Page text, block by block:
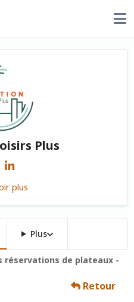
Plus
plus
Plus
réservations de plateaux -
Retour